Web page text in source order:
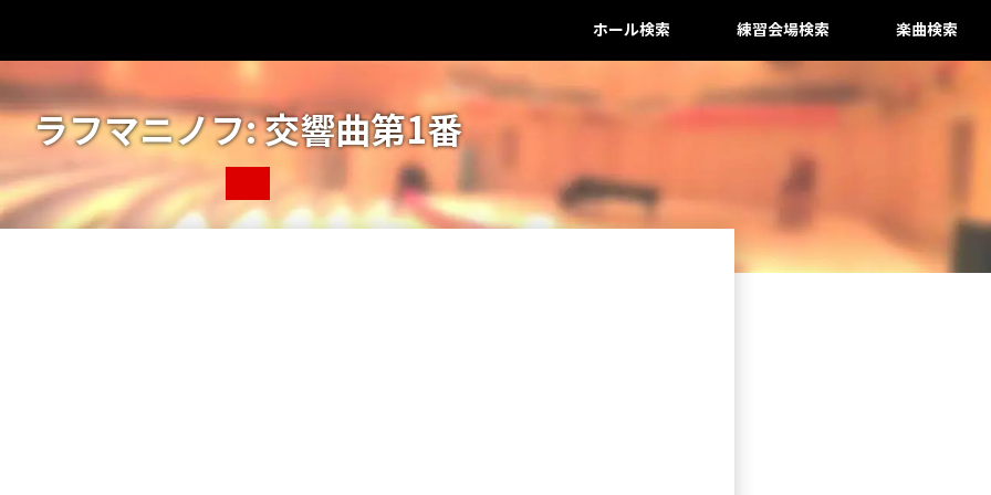
ホール検索 練習会場検索 楽曲検索
ラフマニノフ: 交響曲第1番